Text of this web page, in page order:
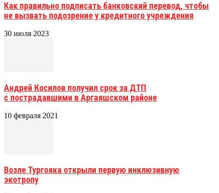
Как правильно подписать банковский перевод, чтобы
не вызвать подозрение у кредитного учреждения
30 июля 2023
Андрей Косилов получил срок за ДТП
с пострадавшими в Аргаяшском районе
10 февраля 2021
Возле Тургояка открыли первую инклюзивную
экотропу